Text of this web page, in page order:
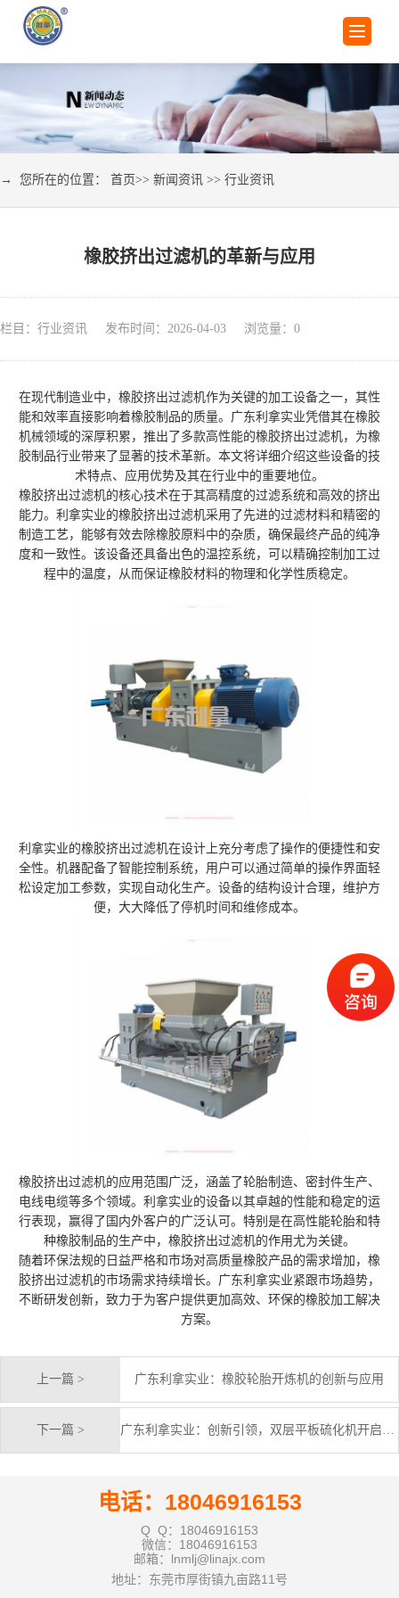
→ 您所在的位置： 首页>> 新闻资讯 >> 行业资讯
橡胶挤出过滤机的革新与应用
栏目：行业资讯 发布时间：2026-04-03 浏览量： 0
在现代制造业中，橡胶挤出过滤机作为关键的加工设备之一，其性
能和效率直接影响着橡胶制品的质量。广东利拿实业凭借其在橡胶
机械领域的深厚积累，推出了多款高性能的橡胶挤出过滤机，为橡
胶制品行业带来了显著的技术革新。本文将详细介绍这些设备的技
术特点、应用优势及其在行业中的重要地位。
橡胶挤出过滤机的核心技术在于其高精度的过滤系统和高效的挤出
能力。利拿实业的橡胶挤出过滤机采用了先进的过滤材料和精密的
制造工艺，能够有效去除橡胶原料中的杂质，确保最终产品的纯净
度和一致性。该设备还具备出色的温控系统，可以精确控制加工过
程中的温度，从而保证橡胶材料的物理和化学性质稳定。
利拿实业的橡胶挤出过滤机在设计上充分考虑了操作的便捷性和安
全性。机器配备了智能控制系统，用户可以通过简单的操作界面轻
松设定加工参数，实现自动化生产。设备的结构设计合理，维护方
便，大大降低了停机时间和维修成本。
橡胶挤出过滤机的应用范围广泛，涵盖了轮胎制造、密封件生产、
电线电缆等多个领域。利拿实业的设备以其卓越的性能和稳定的运
行表现，赢得了国内外客户的广泛认可。特别是在高性能轮胎和特
种橡胶制品的生产中，橡胶挤出过滤机的作用尤为关键。
随着环保法规的日益严格和市场对高质量橡胶产品的需求增加，橡
胶挤出过滤机的市场需求持续增长。广东利拿实业紧跟市场趋势，
不断研发创新，致力于为客户提供更加高效、环保的橡胶加工解决
方案。
上一篇 > 广东利拿实业：橡胶轮胎开炼机的创新与应用
下一篇 >
电话：18046916153
Q Q：18046916153
微信：18046916153
邮箱：lnmlj@linajx.com
地址：东莞市厚街镇九亩路11号